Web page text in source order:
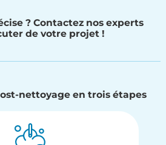
? Contactez nos experts
de votre projet !
nettoyage en trois étapes